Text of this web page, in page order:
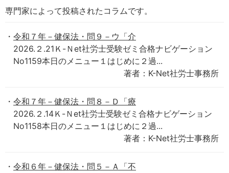
専門家によって投稿されたコラムです。
令和７年－健保法・問９－ウ「介
2026.２.21Ｋ-Ｎet社労士受験ゼミ合格ナビゲーション
No1159本日のメニュー１はじめに２過...
著者：K-Net社労士事務所
令和７年－健保法・問８－Ｄ「療
2026.２.14Ｋ-Ｎet社労士受験ゼミ合格ナビゲーション
No1158本日のメニュー１はじめに２過...
著者：K-Net社労士事務所
令和６年－健保法・問５－Ａ「不